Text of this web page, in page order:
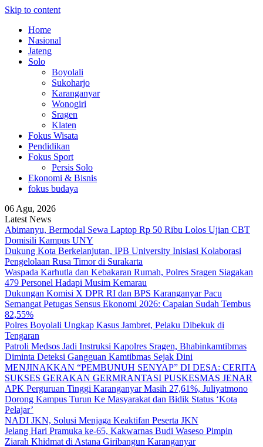
Skip to content
Home
Nasional
Jateng
Solo
Boyolali
Sukoharjo
Karanganyar
Wonogiri
Sragen
Klaten
Fokus Wisata
Pendidikan
Fokus Sport
Persis Solo
Ekonomi & Bisnis
fokus budaya
06 Agu, 2026
Latest News
Abimanyu, Bermodal Sewa Laptop Rp 50 Ribu Lolos Ujian CBT
Domisili Kampus UNY
Dukung Kota Berkelanjutan, IPB University Inisiasi Kolaborasi
Pengelolaan Rusa Timor di Surakarta
Waspada Karhutla dan Kebakaran Rumah, Polres Sragen Siagakan
479 Personel Hadapi Musim Kemarau
Dukungan Komisi X DPR RI dan BPS Karanganyar Pacu
Semangat Petugas Sensus Ekonomi 2026: Capaian Sudah Tembus
82,55%
Polres Boyolali Ungkap Kasus Jambret, Pelaku Dibekuk di
Tengaran
Patroli Medsos Jadi Instruksi Kapolres Sragen, Bhabinkamtibmas
Diminta Deteksi Gangguan Kamtibmas Sejak Dini
MENJINAKKAN “PEMBUNUH SENYAP” DI DESA: CERITA
SUKSES GERAKAN GERMRANTASI PUSKESMAS JENAR
APK Perguruan Tinggi Karanganyar Masih 27,61%, Juliyatmono
Dorong Kampus Turun Ke Masyarakat dan Bidik Status ‘Kota
Pelajar’
NADI JKN, Solusi Menjaga Keaktifan Peserta JKN
Jelang Hari Pramuka ke-65, Kakwarnas Budi Waseso Pimpin
Ziarah Khidmat di Astana Giribangun Karanganyar